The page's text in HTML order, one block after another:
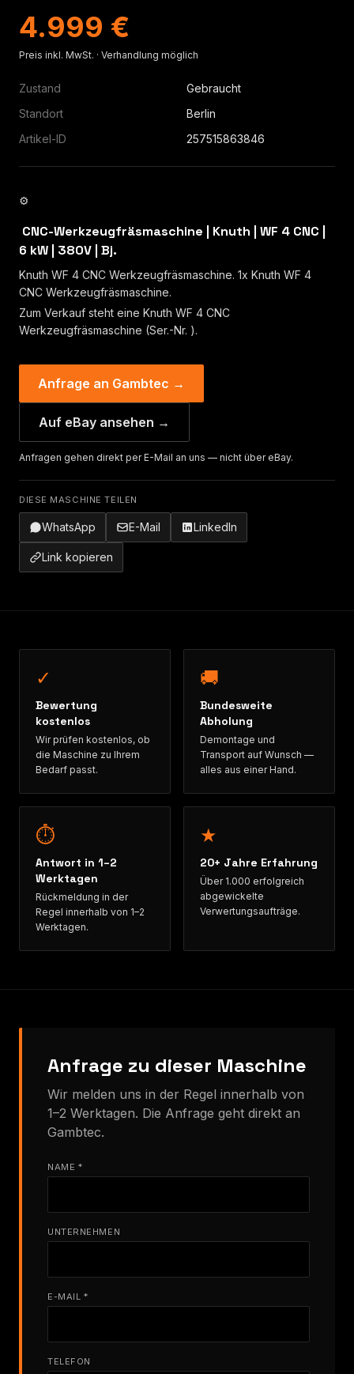
4.999 €
Preis inkl. MwSt. · Verhandlung möglich
Zustand
Gebraucht
Standort
Berlin
Artikel-ID
257515863846
⚙
️ CNC-Werkzeugfräsmaschine | Knuth | WF 4 CNC |
6 kW | 380V | Bj.
Knuth WF 4 CNC Werkzeugfräsmaschine. 1x Knuth WF 4
CNC Werkzeugfräsmaschine.
Zum Verkauf steht eine Knuth WF 4 CNC
Werkzeugfräsmaschine (Ser.-Nr. ).
Anfrage an Gambtec →
Auf eBay ansehen →
Anfragen gehen direkt per E-Mail an uns — nicht über eBay.
DIESE MASCHINE TEILEN
WhatsApp E-Mail LinkedIn
Link kopieren
✓
Bewertung
kostenlos
Wir prüfen kostenlos, ob
die Maschine zu Ihrem
Bedarf passt.
🚚
Bundesweite
Abholung
Demontage und
Transport auf Wunsch —
alles aus einer Hand.
⏱
Antwort in 1–2
Werktagen
Rückmeldung in der
Regel innerhalb von 1–2
Werktagen.
★
20+ Jahre Erfahrung
Über 1.000 erfolgreich
abgewickelte
Verwertungsaufträge.
Anfrage zu dieser Maschine
Wir melden uns in der Regel innerhalb von
1–2 Werktagen. Die Anfrage geht direkt an
Gambtec.
NAME *
UNTERNEHMEN
E-MAIL *
TELEFON